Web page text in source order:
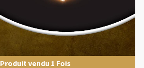
Produit vendu 1 Fois